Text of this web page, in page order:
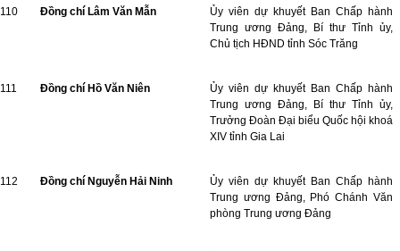
110 Đồng chí Lâm Văn Mẫn
Ủy viên dự khuyết Ban Chấp hành
Trung ương Đảng, Bí thư Tỉnh ủy,
Chủ tịch HĐND tỉnh Sóc Trăng
111 Đồng chí Hồ Văn Niên
Ủy viên dự khuyết Ban Chấp hành
Trung ương Đảng, Bí thư Tỉnh ủy,
Trưởng Đoàn Đại biểu Quốc hội khoá
XIV tỉnh Gia Lai
112 Đồng chí Nguyễn Hải Ninh
Ủy viên dự khuyết Ban Chấp hành
Trung ương Đảng, Phó Chánh Văn
phòng Trung ương Đảng